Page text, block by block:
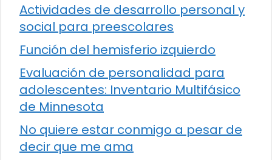
Actividades de desarrollo personal y
social para preescolares
Función del hemisferio izquierdo
Evaluación de personalidad para
adolescentes: Inventario Multifásico
de Minnesota
No quiere estar conmigo a pesar de
decir que me ama